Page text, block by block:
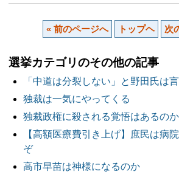
« 前のページへ トップヘ 次
選挙カテゴリのその他の記事
「中道は分裂しない」と野田氏は
独裁は一気にやってくる
独裁政権に殺される覚悟はあるのか
【高額医療費引き上げ】庶民は病
ぞ
高市早苗は神様になるのか